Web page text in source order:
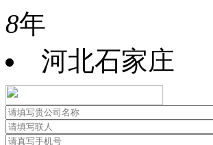
8年
河北石家庄